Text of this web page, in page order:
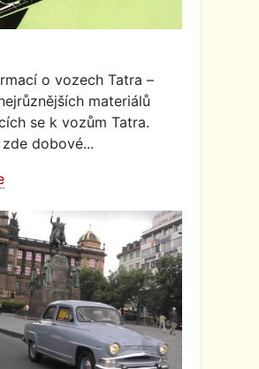
o vozech Tatra –
materiálů
se k vozům Tatra.
dobové...